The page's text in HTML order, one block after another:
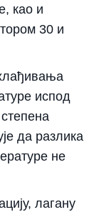
као и
30 и
испод
да разлика
не
лагану